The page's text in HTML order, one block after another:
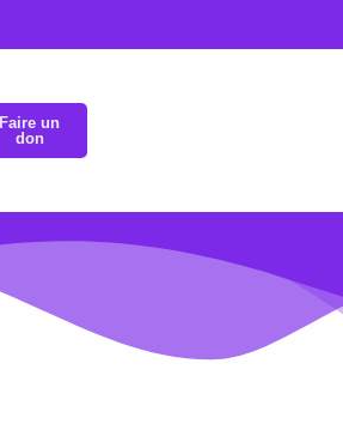
Faire un
don